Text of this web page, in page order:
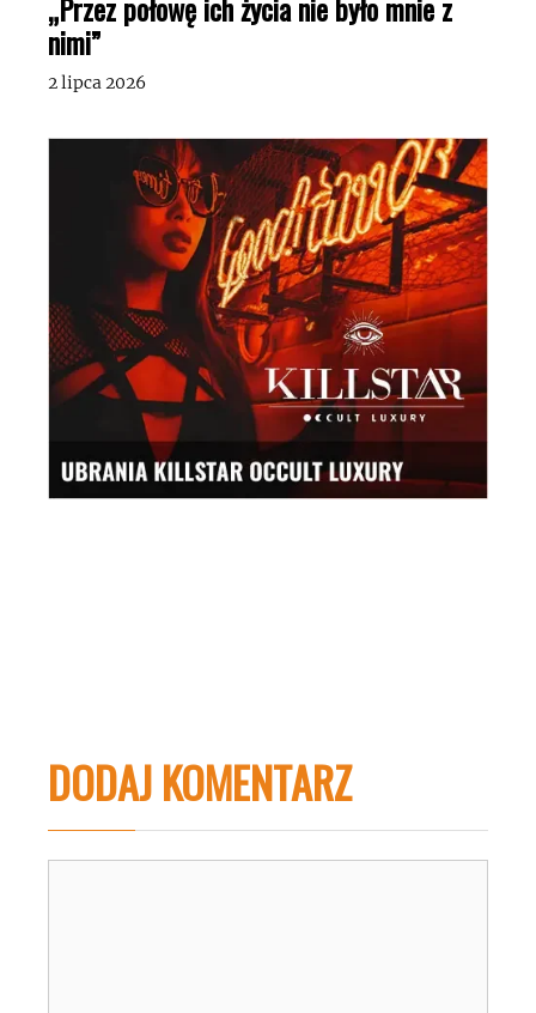
nimi”
2 lipca 2026
DODAJ KOMENTARZ